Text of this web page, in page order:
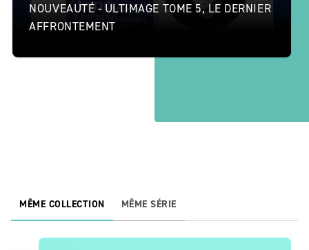
NOUVEAUTÉ - ULTIMAGE TOME 5, LE DERNIER
AFFRONTEMENT
MÊME COLLECTION MÊME SÉRIE